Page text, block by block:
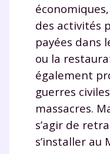
des activités
payées dans
ou la
également
guerres
massacres.
s’agir de
s’installer au